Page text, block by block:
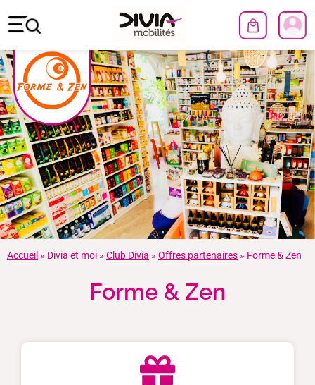
Accueil » Divia et moi » Club Divia » Offres partenaires » Forme & Zen
Forme & Zen